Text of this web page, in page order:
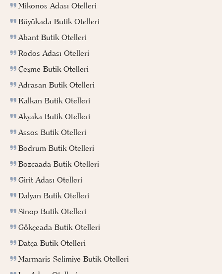
Mikonos Adası Otelleri
Büyükada Butik Otelleri
Abant Butik Otelleri
Rodos Adası Otelleri
Çeşme Butik Otelleri
Adrasan Butik Otelleri
Kalkan Butik Otelleri
Akyaka Butik Otelleri
Assos Butik Otelleri
Bodrum Butik Otelleri
Bozcaada Butik Otelleri
Girit Adası Otelleri
Dalyan Butik Otelleri
Sinop Butik Otelleri
Gökçeada Butik Otelleri
Datça Butik Otelleri
Marmaris Selimiye Butik Otelleri